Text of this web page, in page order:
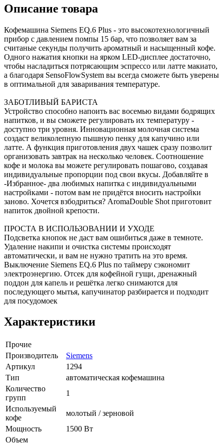
Описание товара
Кофемашина Siemens EQ.6 Plus - это высокотехнологичный
прибор с давлением помпы 15 бар, что позволяет вам за
считаные секунды получить ароматный и насыщенный кофе.
Одного нажатия кнопки на ярком LED-дисплее достаточно,
чтобы насладиться потрясающим эспрессо или латте макиато,
а благодаря SensoFlowSystem вы всегда сможете быть уверены
в оптимальной для заваривания температуре.
ЗАБОТЛИВЫЙ БАРИСТА
Устройство способно напоить вас восемью видами бодрящих
напитков, и вы сможете регулировать их температуру -
доступно три уровня. Инновационная молочная система
создаст великолепную пышную пенку для капучино или
латте. А функция приготовления двух чашек сразу позволит
организовать завтрак на несколько человек. Соотношение
кофе и молока вы можете регулировать пошагово, создавая
индивидуальные пропорции под свои вкусы. Добавляйте в
-Избранное- два любимых напитка с индивидуальными
настройками - потом вам не придётся вносить настройки
заново. Хочется взбодриться? AromaDouble Shot приготовит
напиток двойной крепости.
ПРОСТА В ИСПОЛЬЗОВАНИИ И УХОДЕ
Подсветка кнопок не даст вам ошибиться даже в темноте.
Удаление накипи и очистка системы происходят
автоматически, и вам не нужно тратить на это время.
Выключение Siemens EQ.6 Plus по таймеру сэкономит
электроэнергию. Отсек для кофейной гущи, дренажный
поддон для капель и решётка легко снимаются для
последующего мытья, капучинатор разбирается и подходит
для посудомоек
Характеристики
Прочие
Производитель
Siemens
Артикул
1294
Тип
автоматическая кофемашина
Количество
групп
1
Используемый
кофе
молотый / зерновой
Мощность
1500 Вт
Объем